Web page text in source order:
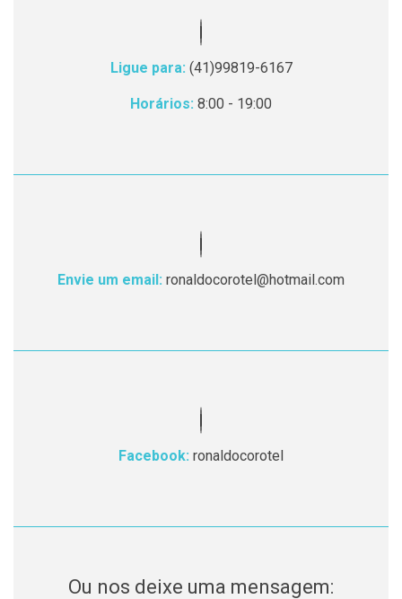
Ligue para: (41)99819-6167
Horários: 8:00 - 19:00
Envie um email: ronaldocorotel@hotmail.com
Facebook: ronaldocorotel
Ou nos deixe uma mensagem: